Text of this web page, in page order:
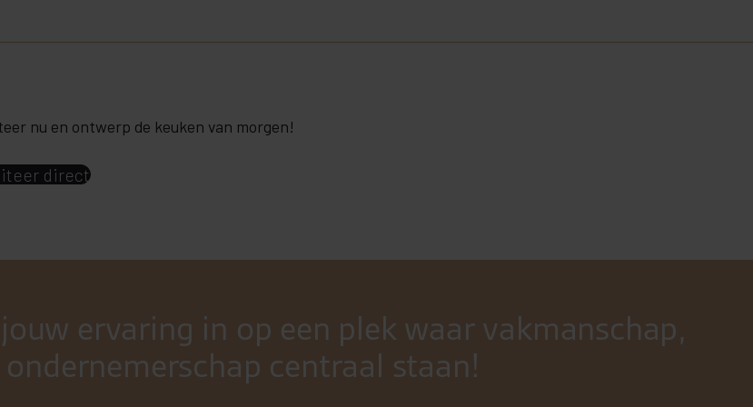
nu en ontwerp de keuken van morgen!
direct
ervaring in op een plek waar vakmanschap,
centraal staan!